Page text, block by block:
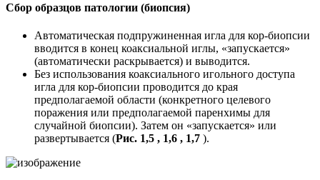
Сбор образцов патологии (биопсия)
Автоматическая подпружиненная игла для кор-биопсии
вводится в конец коаксиальной иглы, «запускается»
(автоматически раскрывается) и выводится.
Без использования коаксиального игольного доступа
игла для кор-биопсии проводится до края
предполагаемой области (конкретного целевого
поражения или предполагаемой паренхимы для
случайной биопсии). Затем он «запускается» или
развертывается (Рис. 1,5 , 1,6 , 1,7 ).